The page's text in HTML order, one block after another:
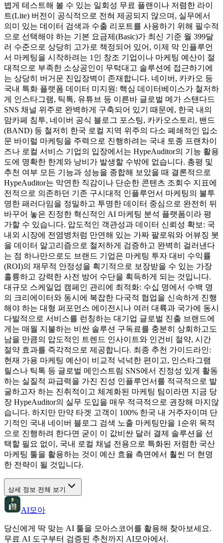
볍게 테스트해 볼 수 있는 일회성 무료 플랜이나 저렴한 라이
트(Lite) 버전이 공식적으로 전혀 제공되지 않으며, 실무에서
의미 있는 데이터 검색과 수출 리포트를 사용하기 위해 필수적
으로 선택해야 하는 기본 요금제(Basic)가 최신 기준 월 399달
러 수준으로 상당히 고가로 책정되어 있어, 이제 막 인플루언
서 마케팅을 시작하려는 1인 창조 기업이나 마케팅 예산이 절
대적으로 부족한 소상공인이 무턱대고 솔루션에 접근하기에
는 상당히 버거운 진입장벽이 존재합니다. 네이버, 카카오 등
국내 특화 플랫폼 데이터 미지원: 핵심 데이터베이스가 철저하
게 인스타그램, 틱톡, 유튜브 등 이른바 글로벌 메가 스탠다드
SNS 채널 위주로 완벽하게 구축되어 있기 때문에, 한국 내의
맘카페 침투, 네이버 공식 블로그 포스팅, 카카오스토리, 밴드
(BAND) 등 철저히 한국 로컬 지역 위주의 다소 폐쇄적인 입소
문 바이럴 마케팅을 주력으로 진행하려는 국내 토종 프랜차이
즈나 로컬 서비스 기업의 입장에서는 HypeAuditor의 기능 활용
도에 명확한 한계와 낭비가 발생할 수밖에 없습니다. 총평 및
추천 여부 모든 기능과 성능을 종합해 보았을 때 결론적으로
HypeAuditor는 막연한 직감이나 단순한 콘텐츠 조회수 지표에
전적으로 의존하던 기존 구시대적 인플루언서 마케팅의 불투
명한 패러다임을 정밀하고 투명한 데이터 중심으로 완전히 뒤
바꾸어 놓은 진정한 혁신적인 AI 마케팅 분석 플랫폼이라 평
가할 수 있습니다. 압도적인 객관성과 데이터 신뢰성 확보: 국
내외 시장에 전염병처럼 만연해 있는 가짜 팔로워와 어뷰징 봇
을 데이터 알고리즘으로 철저하게 검증하고 완벽히 걸러낸다
는 점 하나만으로도 브랜드 기업은 마케팅 투자 대비 수익률
(ROI)의 재무적 안정성을 획기적으로 보장받을 수 있는 가장
훌륭하고 강력한 사전 방어 수단을 획득하게 되는 것입니다.
대규모 스케일업 캠페인 관리에 최적화: 수십 명에서 수백 명
의 크리에이터와 동시에 복잡한 다국적 협업을 신속하게 진행
해야 하는 대형 퍼포먼스 에이전시나 여러 대륙과 국가에 동시
다발적으로 서비스를 런칭하는 대기업 글로벌 진출 브랜드에
게는 매월 지불하는 비싼 솔루션 구독료를 충분히 상회하고도
남을 만큼의 압도적인 트렌드 인사이트와 인건비 절약, 시간
절약 효과를 즉각적으로 제공합니다. 최종 추천 가이드라인:
현재 가용 마케팅 예산이 비교적 넉넉한 편이고, 인스타그램
릴스나 틱톡 등 글로벌 메인스트림 SNS에서 진정성 있게 활동
하는 실질적 파급력을 가진 진성 인플루언서를 적극적으로 발
굴하고자 하는 진취적이고 체계화된 마케팅 팀이라면 지금 당
장 HypeAuditor의 실무 도입을 매우 적극적으로 권장해 마지않
습니다. 하지만 만약 타겟 고객이 100% 한국 내 거주자이며 단
기적인 국내 네이버 블로그 검색 노출 마케팅만을 1순위 목적
으로 진행하려 한다면 굳이 이 값비싼 달러 결제 솔루션을 선
택할 필요 없이, 국내 로컬 채널 전용으로 특화된 저렴한 국산
마케팅 툴을 활용하는 것이 예산 효율 측면에서 훨씬 더 현명
한 전략이 될 것입니다.
상세 정보 전체 보기
AI모아
당신에게 딱 맞는 AI 툴을 모아스코어를 활용해 찾아보세요.
무료 AI 도구부터 검증된 추천까지 AI모아에서.